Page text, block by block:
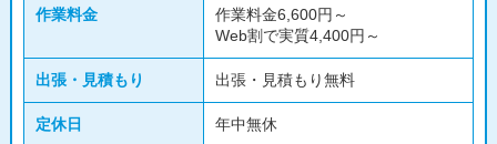
作業料金
作業料金6,600円～
Web割で実質4,400円～
出張・見積もり 出張・見積もり無料
定休日 年中無休